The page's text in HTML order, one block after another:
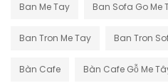
Ban Me Tay Ban Sofa Go Me
Ban Tron Me Tay Ban Tron
Bàn Cafe Bàn Cafe Gỗ Me